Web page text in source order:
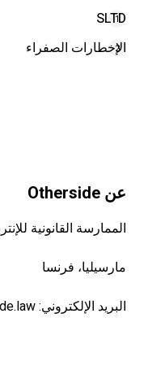
SLTD
1
الإخطارات الصفراء
2
عن Otherside
الممارسة القانونية
مارسيليا، فرنسا
البريد الإلكتروني: